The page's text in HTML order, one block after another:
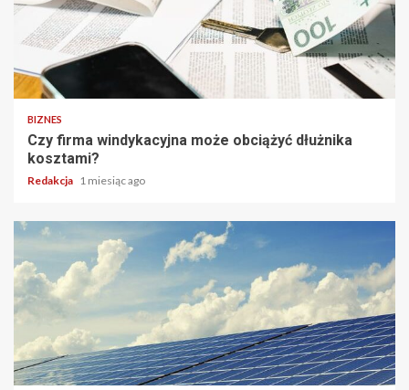
BIZNES
Czy firma windykacyjna może obciążyć dłużnika
kosztami?
Redakcja 1 miesiąc ago